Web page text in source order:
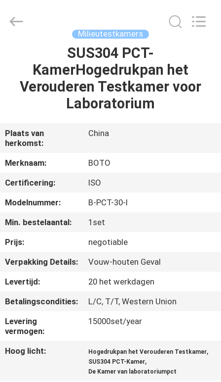
PRODUCTEN
ONS
FABRIEKSREIS
KWALITEITSCONTROLE
CONTACTEER
ONS
VERZOEK
CITAAT
SITEMAP
PRIVACYBELEID
Rights
Milieutestkamers
SUS304 PCT-
KamerHogedrukpan het
Verouderen Testkamer voor
Laboratorium
Plaats van
herkomst:
China
Merknaam:
BOTO
Certificering:
ISO
Modelnummer:
B-PCT-30-l
Min. bestelaantal:
1set
Prijs:
negotiable
Verpakking Details:
Vouw-houten Geval
Levertijd:
20 het werkdagen
Betalingscondities:
L/C, T/T, Western Union
Levering
vermogen:
15000set/year
Hoog licht: Hogedrukpan het Verouderen Testkamer,
SUS304 PCT-Kamer,
De Kamer van laboratoriumpct